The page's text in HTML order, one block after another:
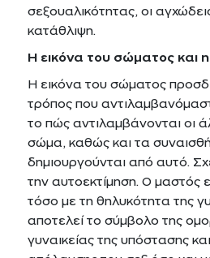
σεξουαλικότητας, οι
κατάθλιψη.
Η εικόνα του σώματος και
Η εικόνα του σώματος
τρόπος που
το πώς αντιλαμβάνονται οι
σώμα, καθώς και τα
δημιουργούνται από αυτό.
την αυτοεκτίμηση. Ο μαστός
τόσο με τη θηλυκότητα της
αποτελεί το σύμβολο της
γυναικείας της υπόστασης